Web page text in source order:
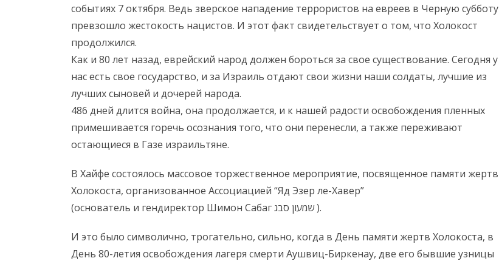
событиях 7 октября. Ведь зверское нападение террористов на евреев в Черную субботу
превзошло жестокость нацистов. И этот факт свидетельствует о том, что Холокост
продолжился.
Как и 80 лет назад, еврейский народ должен бороться за свое существование. Сегодня у
нас есть свое государство, и за Израиль отдают свои жизни наши солдаты, лучшие из
лучших сыновей и дочерей народа.
486 дней длится война, она продолжается, и к нашей радости освобождения пленных
примешивается горечь осознания того, что они перенесли, а также переживают
остающиеся в Газе израильтяне.
В Хайфе состоялось массовое торжественное мероприятие, посвященное памяти жертв
Холокоста, организованное Ассоциацией “Яд Эзер ле-Хавер”
(основатель и гендиректор Шимон Сабаг שמעון סבג ).
И это было символично, трогательно, сильно, когда в День памяти жертв Холокоста, в
День 80-летия освобождения лагеря смерти Аушвиц-Биркенау, две его бывшие узницы